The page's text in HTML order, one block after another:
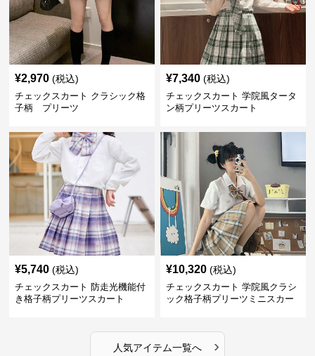
¥2,970 (税込)
チェックスカート クラシック格
子柄 プリーツ
¥7,340 (税込)
チェックスカート 学院風タータ
ン柄プリーツスカート
¥5,740 (税込)
チェックスカート 防走光機能付
き格子柄プリーツスカート
¥10,320 (税込)
チェックスカート 学院風クラシ
ック格子柄プリーツミニスカー
人気アイテム一覧へ ›